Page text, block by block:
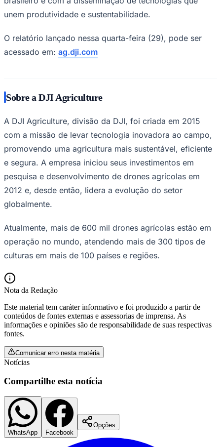
pulverização e mapeamento, sistemas de alta precisão e
ferramentas integradas de gestão agrícola.
transformando a agricultura em escala global,
tornando as operações mais eficientes e
ambientalmente responsáveis", destacou Yuan
Zhang.
A presença da empresa na feira reforçou o
compromisso com o desenvolvimento do agronegócio
unem produtividade e sustentabilidade.
O relatório lançado nessa quarta-feira (29), pode ser
Sobre a DJI Agriculture
A DJI Agriculture, divisão da DJI, foi criada em 2015
com a missão de levar tecnologia inovadora ao campo,
promovendo uma agricultura mais sustentável, eficiente
e segura. A empresa iniciou seus investimentos em
2012 e, desde então, lidera a evolução do setor
globalmente.
Atualmente, mais de 600 mil drones agrícolas estão em